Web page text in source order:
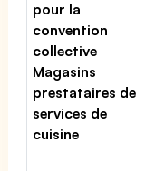
pour la
convention
collective
Magasins
prestataires de
services de
cuisine